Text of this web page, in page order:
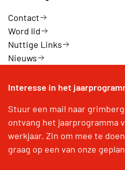
Contact
Word lid
Nuttige Links
Nieuws
Interesse in het
Stuur een mail naar
ontvang het jaarprogramma
werkjaar. Zin om mee te
graag op een van onze